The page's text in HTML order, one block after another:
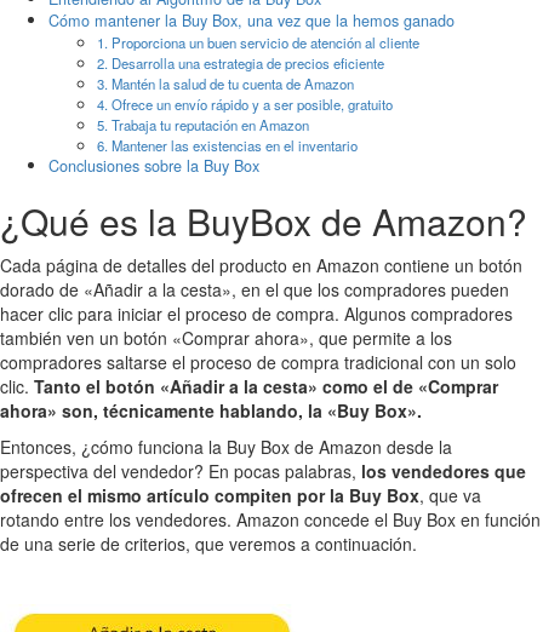
Cómo mantener la Buy Box, una vez que la hemos ganado
1. Proporciona un buen servicio de atención al cliente
2. Desarrolla una estrategia de precios eficiente
3. Mantén la salud de tu cuenta de Amazon
4. Ofrece un envío rápido y a ser posible, gratuito
5. Trabaja tu reputación en Amazon
6. Mantener las existencias en el inventario
Conclusiones sobre la Buy Box
¿Qué es la BuyBox de Amazon?
Cada página de detalles del producto en Amazon contiene un botón
dorado de «Añadir a la cesta», en el que los compradores pueden
hacer clic para iniciar el proceso de compra. Algunos compradores
también ven un botón «Comprar ahora», que permite a los
compradores saltarse el proceso de compra tradicional con un solo
clic. Tanto el botón «Añadir a la cesta» como el de «Comprar
ahora» son, técnicamente hablando, la «Buy Box».
Entonces, ¿cómo funciona la Buy Box de Amazon desde la
perspectiva del vendedor? En pocas palabras, los vendedores que
ofrecen el mismo artículo compiten por la Buy Box, que va
rotando entre los vendedores. Amazon concede el Buy Box en función
de una serie de criterios, que veremos a continuación.